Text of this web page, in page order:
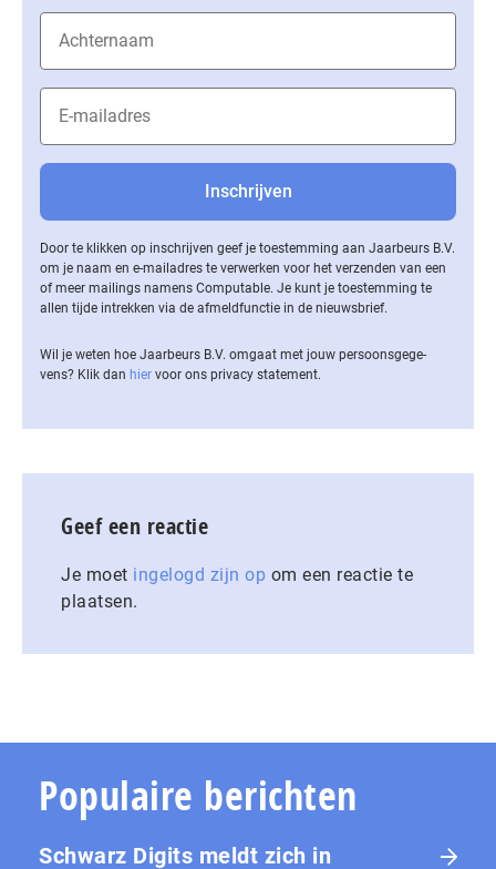
Door te klikken op inschrijven geef je toestemming aan Jaarbeurs B.V.
om je naam en e-mailadres te verwerken voor het verzenden van een
of meer mailings namens Computable. Je kunt je toestemming te
allen tijde intrekken via de af­meld­func­tie in de nieuwsbrief.
Wil je weten hoe Jaarbeurs B.V. omgaat met jouw per­soons­ge­ge­
vens? Klik dan hier voor ons privacy statement.
Geef een reactie
Je moet ingelogd zijn op om een reactie te
plaatsen.
Populaire berichten
Schwarz Digits meldt zich in